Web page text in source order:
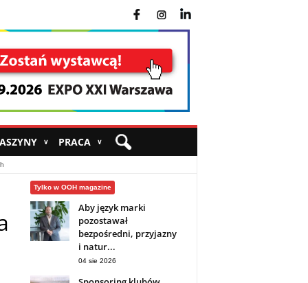
∨ PRACA ∨
Tylko w OOH magazine
Aby język marki
pozostawał
bezpośredni, przyjazny
i natur...
04 sie 2026